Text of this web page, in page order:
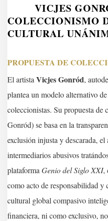
VICJES
COLECCIONISMO
CULTURAL
PROPUESTA DE
El artista Vicjes Gonród,
plantea un modelo alternativo
coleccionistas. Su propuesta
Gonród) se basa en la
exclusión injusta y descarada,
intermediarios abusivos
plataforma Genio del Siglo XXI,
como acto de responsabilidad
cultural global compasivo
financiera, ni como exclusivo,